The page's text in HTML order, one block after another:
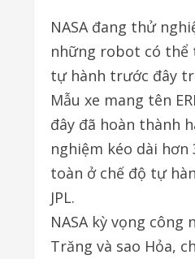
NASA đang thử
những robot có thể
tự hành trước đây
Mẫu xe mang tên
đây đã hoàn thành
nghiệm kéo dài hơn
toàn ở chế độ tự
JPL.
NASA kỳ vọng
Trăng và sao Hỏa,